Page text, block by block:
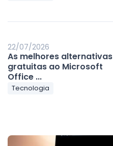
22/07/2026
As melhores alternativas
gratuitas ao Microsoft
Office ...
Tecnologia